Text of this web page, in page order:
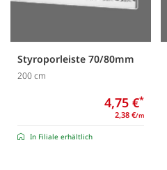
Styroporleiste 70/80mm
200 cm
4,75 €*
2,38 €/m
In Filiale erhältlich